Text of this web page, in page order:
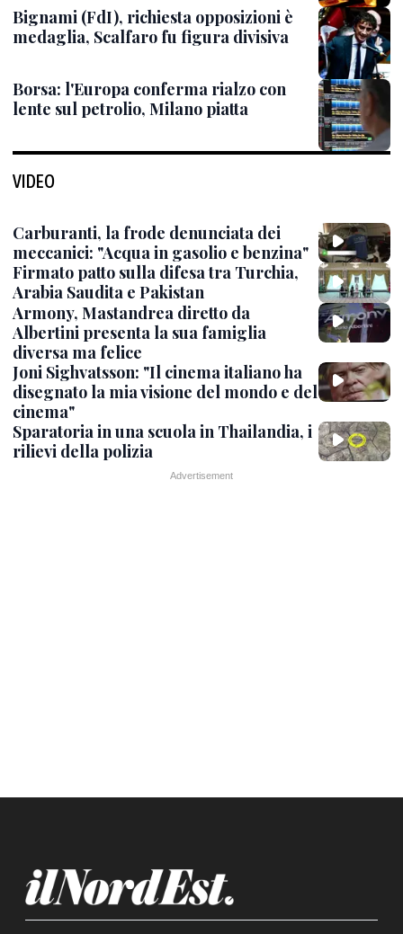
Bignami (FdI), richiesta opposizioni è
medaglia, Scalfaro fu figura divisiva
Borsa: l'Europa conferma rialzo con
lente sul petrolio, Milano piatta
VIDEO
Carburanti, la frode denunciata dei
meccanici: "Acqua in gasolio e benzina"
Firmato patto sulla difesa tra Turchia,
Arabia Saudita e Pakistan
Armony, Mastandrea diretto da
Albertini presenta la sua famiglia
diversa ma felice
Joni Sighvatsson: "Il cinema italiano ha
disegnato la mia visione del mondo e del
cinema"
Sparatoria in una scuola in Thailandia, i
rilievi della polizia